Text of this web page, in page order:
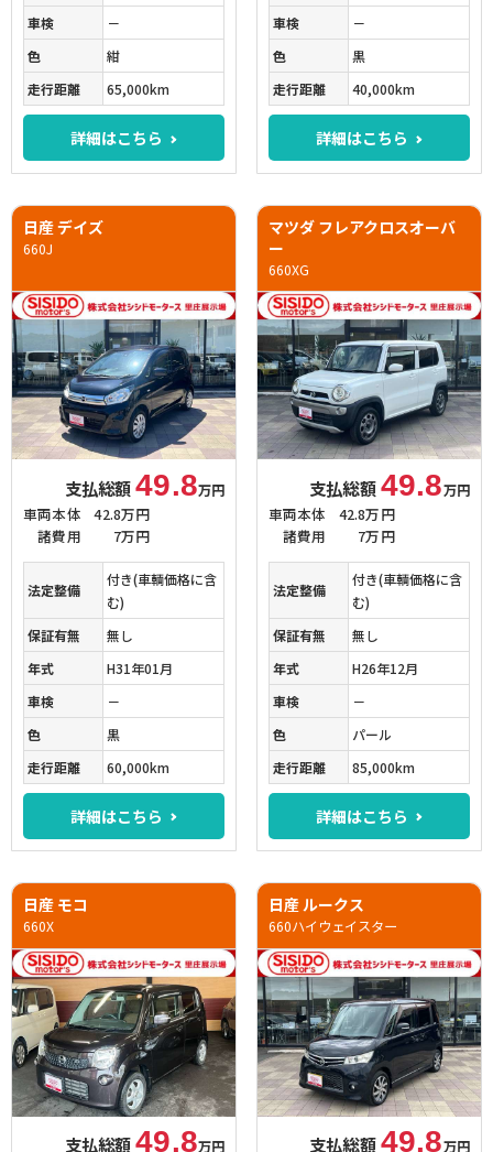
車検
－
色
紺
走行距離
65,000km
詳細はこちら
車検
－
色
黒
走行距離
40,000km
詳細はこちら
日産 デイズ
660J
支払総額49.8万円
車両本体
42.8万円
諸費用
7万円
法定整備
付き(車輌価格に含
む)
保証有無
無し
年式
H31年01月
車検
－
色
黒
走行距離
60,000km
詳細はこちら
マツダ フレアクロスオーバ
ー
660XG
支払総額49.8万円
車両本体
42.8万円
諸費用
7万円
法定整備
付き(車輌価格に含
む)
保証有無
無し
年式
H26年12月
車検
－
色
パール
走行距離
85,000km
詳細はこちら
日産 モコ
660X
支払総額49.8万円
日産 ルークス
660ハイウェイスター
支払総額49.8万円